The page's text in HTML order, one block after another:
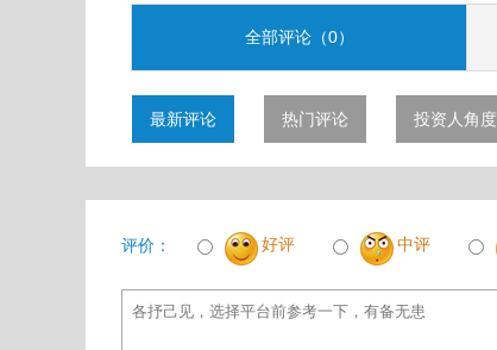
全部评论（0）
最新评论 热门评论 投资人角度
评价： 好评 中评